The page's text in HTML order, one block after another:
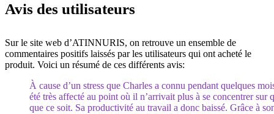
Avis des utilisateurs
Sur le site web d’ATINNURIS, on retrouve un ensemble de
commentaires positifs laissés par les utilisateurs qui ont acheté le
produit. Voici un résumé de ces différents avis:
À cause d’un stress que Charles a connu pendant quelques
été très affecté au point où il n’arrivait plus à se concentrer sur
que ce soit. Sa productivité au travail a donc baissé. Grâce à